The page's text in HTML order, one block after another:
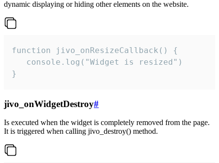
dynamic displaying or hiding other elements on the website.
function jivo_onResizeCallback() {
   console.log("Widget is resized")
}
jivo_onWidgetDestroy#
Is executed when the widget is completely removed from the page.
It is triggered when calling jivo_destroy() method.